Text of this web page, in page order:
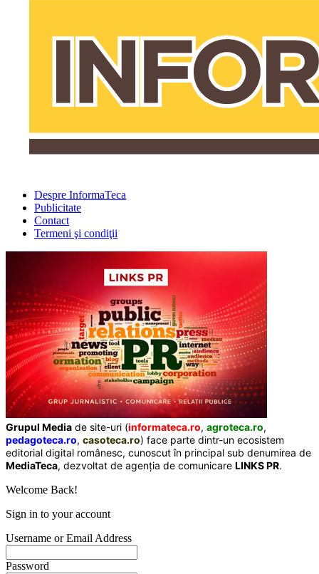
Despre InformaTeca
Publicitate
Contact
Termeni şi condiţii
Grupul Media de site-uri (informateca.ro, agroteca.ro,
pedagoteca.ro, casoteca.ro) face parte dintr-un ecosistem
editorial digital românesc, cunoscut în principal sub denumirea de
MediaTeca, dezvoltat de agenția de comunicare LINKS PR.
Welcome Back!
Sign in to your account
Username or Email Address
Password